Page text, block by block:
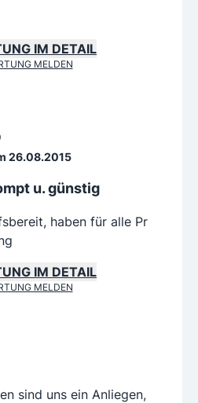
IM DETAIL
MELDEN
26.08.2015
u. günstig
haben für alle Pr
IM DETAIL
MELDEN
sind uns ein Anliegen,